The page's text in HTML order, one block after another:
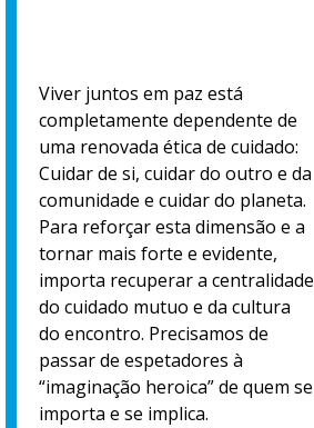
Viver juntos em paz está
completamente dependente de
uma renovada ética de cuidado:
Cuidar de si, cuidar do outro e da
comunidade e cuidar do planeta.
Para reforçar esta dimensão e a
tornar mais forte e evidente,
importa recuperar a centralidade
do cuidado mutuo e da cultura
do encontro. Precisamos de
passar de espetadores à
“imaginação heroica” de quem se
importa e se implica.